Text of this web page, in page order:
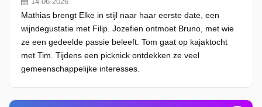
Mathias brengt Elke in stijl naar haar eerste date, een
wijndegustatie met Filip. Jozefien ontmoet Bruno, met wie
ze een gedeelde passie beleeft. Tom gaat op kajaktocht
met Tim. Tijdens een picknick ontdekken ze veel
gemeenschappelijke interesses.